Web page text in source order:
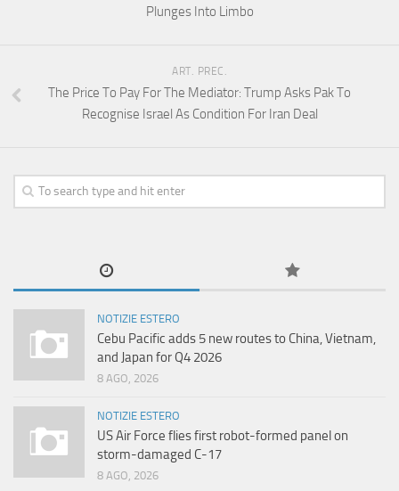
Plunges Into Limbo
ART. PREC.
The Price To Pay For The Mediator: Trump Asks Pak To
Recognise Israel As Condition For Iran Deal
NOTIZIE ESTERO
Cebu Pacific adds 5 new routes to China, Vietnam,
and Japan for Q4 2026
8 AGO, 2026
NOTIZIE ESTERO
US Air Force flies first robot-formed panel on
storm-damaged C-17
8 AGO, 2026